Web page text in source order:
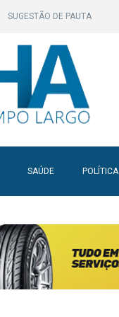
SUGESTÃO DE PAUTA
SAÚDE POLÍTICA